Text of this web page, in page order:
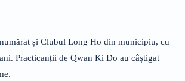
și Clubul Long Ho din municipiu, cu
Practicanții de Qwan Ki Do au câștigat